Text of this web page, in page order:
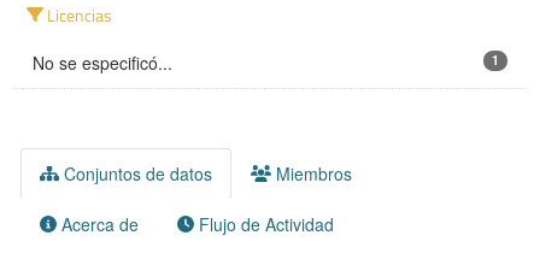
Licencias
No se especificó... 1
Conjuntos de datos Miembros
Acerca de Flujo de Actividad